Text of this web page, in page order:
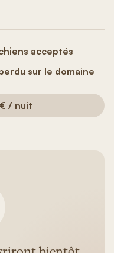
acceptés
sur le domaine
/ nuit